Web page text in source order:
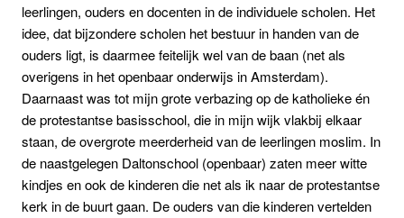
leerlingen, ouders en docenten in de individuele scholen. Het
idee, dat bijzondere scholen het bestuur in handen van de
ouders ligt, is daarmee feitelijk wel van de baan (net als
overigens in het openbaar onderwijs in Amsterdam).
Daarnaast was tot mijn grote verbazing op de katholieke én
de protestantse basisschool, die in mijn wijk vlakbij elkaar
staan, de overgrote meerderheid van de leerlingen moslim. In
de naastgelegen Daltonschool (openbaar) zaten meer witte
kindjes en ook de kinderen die net als ik naar de protestantse
kerk in de buurt gaan. De ouders van die kinderen vertelden